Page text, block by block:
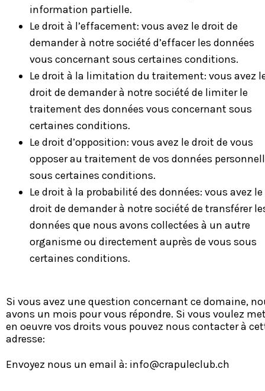
information partielle.
Le droit à l’effacement: vous avez le droit de
demander à notre société d’effacer les données
vous concernant sous certaines conditions.
Le droit à la limitation du traitement: vous avez
droit de demander à notre société de limiter le
traitement des données vous concernant sous
certaines conditions.
Le droit d’opposition: vous avez le droit de vous
opposer au traitement de vos données
sous certaines conditions.
Le droit à la probabilité des données: vous avez le
droit de demander à notre société de transférer
données que nous avons collectées à un autre
organisme ou directement auprès de vous sous
certaines conditions.
Si vous avez une question concernant ce domaine,
avons un mois pour vous répondre. Si vous voulez
en oeuvre vos droits vous pouvez nous contacter à
adresse:
Envoyez nous un email à: info@crapuleclub.ch